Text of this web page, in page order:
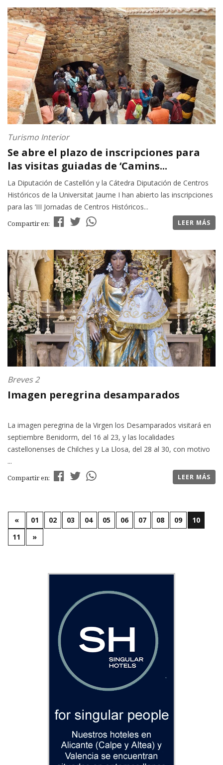
Turismo Interior
Se abre el plazo de inscripciones para
las visitas guiadas de ‘Camins...
La Diputación de Castellón y la Cátedra Diputación de Centros
Históricos de la Universitat Jaume I han abierto las inscripciones
para las ‘III Jornadas de Centros Históricos...
Compartir en: LEER MÁS
Breves 2
Imagen peregrina desamparados
La imagen peregrina de la Virgen los Desamparados visitará en
septiembre Benidorm, del 16 al 23, y las localidades
castellonenses de Chilches y La Llosa, del 28 al 30, con motivo
...
Compartir en: LEER MÁS
« 01 02 03 04 05 06 07 08 09
10
11
»